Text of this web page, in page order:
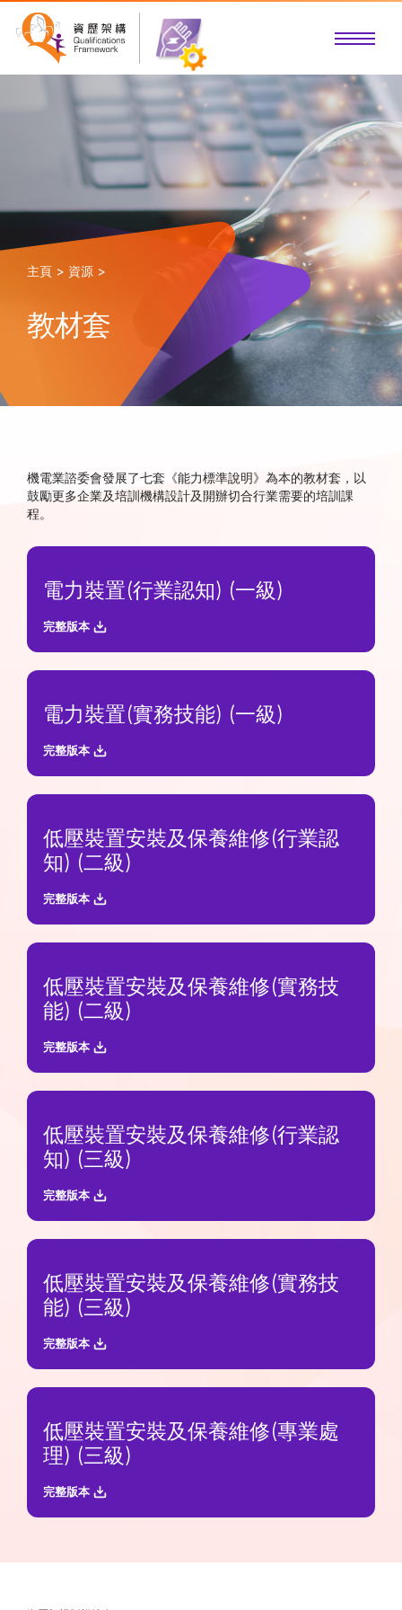
主頁 > 資源 >
教材套
機電業諮委會發展了七套《能力標準說明》為本的教材套，以
鼓勵更多企業及培訓機構設計及開辦切合行業需要的培訓課
程。
電力裝置(行業認知) (一級)
完整版本
電力裝置(實務技能) (一級)
完整版本
低壓裝置安裝及保養維修(行業認
知) (二級)
完整版本
低壓裝置安裝及保養維修(實務技
能) (二級)
完整版本
低壓裝置安裝及保養維修(行業認
知) (三級)
完整版本
低壓裝置安裝及保養維修(實務技
能) (三級)
完整版本
低壓裝置安裝及保養維修(專業處
理) (三級)
完整版本